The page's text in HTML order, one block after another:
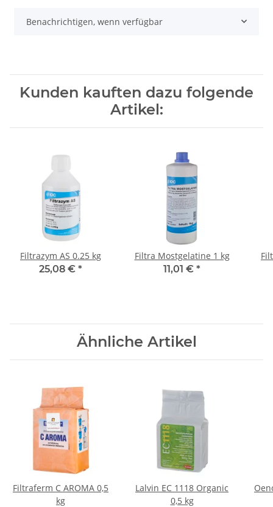
Benachrichtigen, wenn verfügbar
Kunden kauften dazu folgende
Artikel:
Filtrazym AS 0.25 kg
25,08 € *
Filtra Mostgelatine 1 kg
11,01 € *
Ähnliche Artikel
Filtraferm C AROMA 0,5
kg
Lalvin EC 1118 Organic
0,5 kg